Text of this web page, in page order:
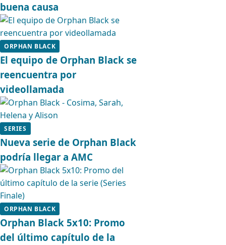
buena causa
ORPHAN BLACK
El equipo de Orphan Black se
reencuentra por
videollamada
SERIES
Nueva serie de Orphan Black
podría llegar a AMC
ORPHAN BLACK
Orphan Black 5x10: Promo
del último capítulo de la